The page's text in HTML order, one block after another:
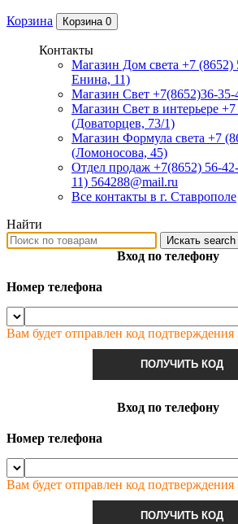
Корзина Корзина 0
Контакты
Магазин Дом света +7 (8652)
Енина, 11)
Магазин Свет +7(8652)36-35-
Магазин Свет в интерьере
(Доваторцев, 73/1)
Магазин Формула света +7
(Ломоносова, 45)
Отдел продаж +7(8652) 56-
11) 564288@mail.ru
Все контакты в г. Ставрополе
Найти
Искать search
Вход по телефону
Номер телефона
Вам будет отправлен код подтверждения
ПОЛУЧИТЬ КОД
Вход по телефону
Номер телефона
Вам будет отправлен код подтверждения
ПОЛУЧИТЬ КОД